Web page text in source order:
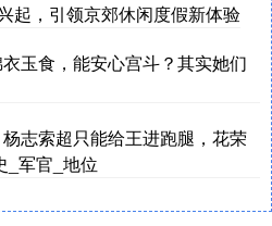
起，引领京郊休闲度假新体验
玉食，能安心宫斗？其实她们
志索超只能给王进跑腿，花荣
_军官_地位